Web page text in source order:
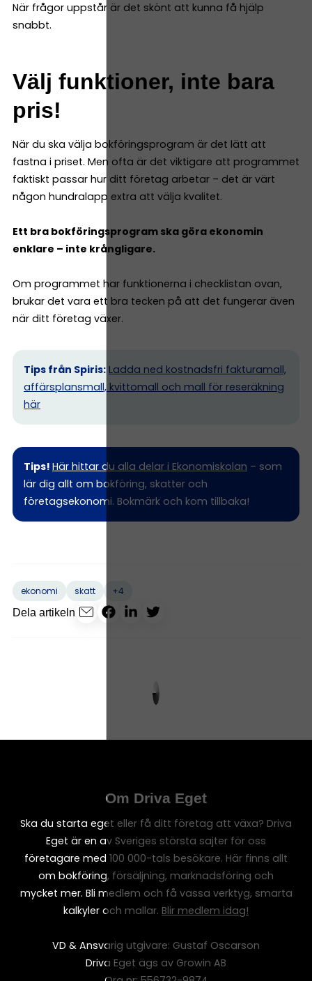
När frågor uppstår är det skönt att kunna få hjälp
snabbt.
Välj funktioner, inte bara
pris!
När du ska välja bokföringsprogram är det lätt att
fastna i priset. Men ofta är det viktigare att programmet
faktiskt passar hur ditt företag arbetar – det är värt
någon hundralapp extra att välja kvalitet.
Ett bra bokföringsprogram ska göra ekonomin
enklare – inte krångligare.
Om programmet har funktionerna i checklistan ovan,
brukar det vara ett bra tecken på att det fungerar även
när ditt företag växer.
Tips från Spiris: Ladda ned kostnadsfri fakturamall,
affärsplansmall, kvittomall och mall för reseräkning
här
Tips! Här hittar du alla delar i Ekonomiskolan – som
lär dig allt om bokföring, skatter och
företagsekonomi. Bokmärk och kom tillbaka!
ekonomi skatt
+4
Dela artikeln
Om Driva Eget
Ska du starta eget eller få ditt företag att växa? Driva
Eget är en av Sveriges största sajter för oss
företagare med 100 000-tals besökare. Här finns allt
om bokföring, försäljning, marknadsföring och
mycket mer. Bli medlem och få vassa verktyg, smarta
kalkyler och mallar. Blir medlem idag!
VD & Ansvarig utgivare: Gustaf Oscarson
Driva Eget ägs av Growin AB